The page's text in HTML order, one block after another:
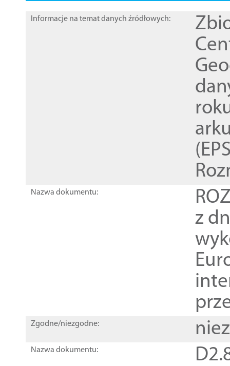
Informacje na temat danych źródłowych:
Nazwa dokumentu:
z
Zgodne/niezgodne:
Nazwa dokumentu: